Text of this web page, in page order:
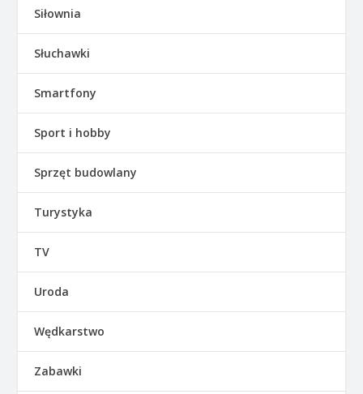
Siłownia
Słuchawki
Smartfony
Sport i hobby
Sprzęt budowlany
Turystyka
TV
Uroda
Wędkarstwo
Zabawki